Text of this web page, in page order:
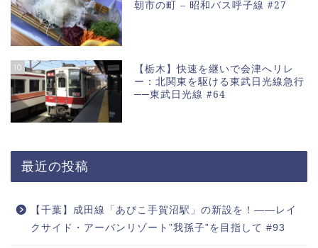
朝市の町 – 昭和バス呼子線 #27
10
【栃木】快速を継いで会津へリレ
ー：北関東を駆ける東武日光線急行
──東武日光線 #64
最近の投稿
【千葉】成田線「あびこ手賀沼駅」の新設を！――レイ
クサイド・アーバンリゾート”我孫子”を目指して #93